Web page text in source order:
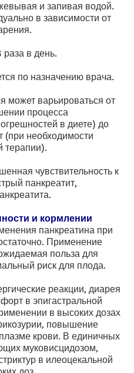
и запивая водой.
в зависимости от
в день.
по назначению врача.
может варьироваться от
процесса
в диете) до
(при необходимости
терапии).
чувствительность к
панкреатит,
и кормлении
панкреатина при
Применение
польза для
риск для плода.
реакции, диарея
в эпигастральной
в высоких дозах
повышение
крови. В единичных
муковисцидозом,
в илеоцекальной